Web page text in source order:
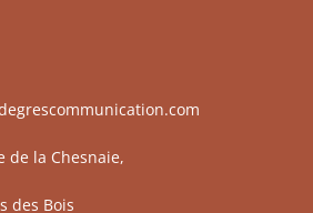
de la Chesnaie,
des Bois